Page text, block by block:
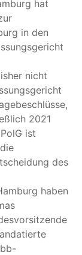
hat
in den
nicht
2021
ist
des
haben